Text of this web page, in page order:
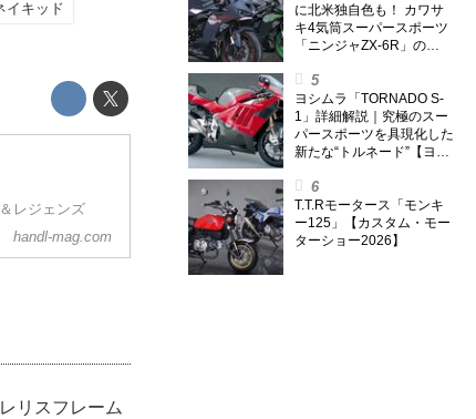
イキッド
に北米独自色も！ カワサ
キ4気筒スーパースポーツ
「ニンジャZX-6R」の
筒ニンジャも出たよ【海
外】
ヨシムラ「TORNADO S-
1」詳細解説｜究極のスー
パースポーツを具現化した
新たな“トルネード”【ヨシ
T.T.Rモータース「モンキ
ー125」【カスタム・モー
ターショー2026】
レジェンズ
handl-mag.com
リスフレーム